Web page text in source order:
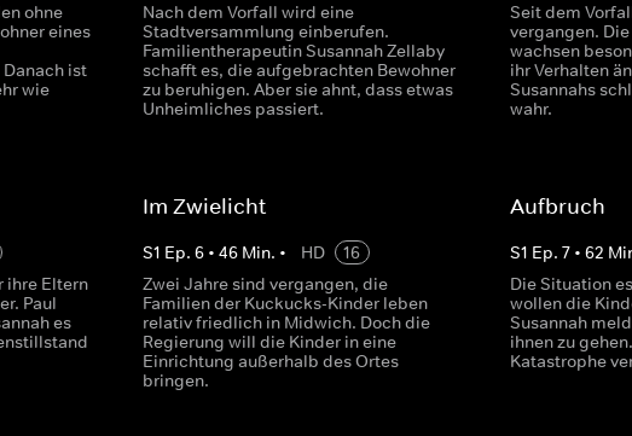
ohne
eines
ist
wie
Nach dem Vorfall wird eine
Stadtversammlung einberufen.
Familientherapeutin Susannah Zellaby
schafft es, die aufgebrachten Bewohner
zu beruhigen. Aber sie ahnt, dass etwas
Unheimliches passiert.
Seit dem
vergangen.
wachsen
ihr Verhalten
Susannahs
wahr.
ihre Eltern
Paul
es
Im Zwielicht
S1 Ep.6 •46 Min. • HD
16
Zwei Jahre sind vergangen, die
Familien der Kuckucks-Kinder leben
relativ friedlich in Midwich. Doch die
Regierung will die Kinder in eine
Einrichtung außerhalb des Ortes
bringen.
Aufbruch
S1 Ep. 7• 62
Die Situation
wollen die
Susannah
ihnen zu
Katastrophe